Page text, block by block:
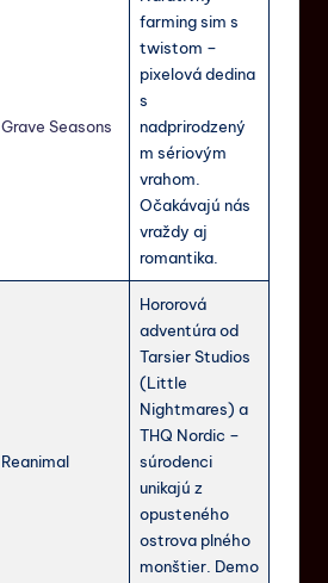
Grave Seasons
farming sim s
twistom –
pixelová dedina
s
nadprirodzený
m sériovým
vrahom.
Očakávajú nás
vraždy aj
romantika.
Reanimal
Hororová
adventúra od
Tarsier Studios
(Little
Nightmares) a
THQ Nordic –
súrodenci
unikajú z
opusteného
ostrova plného
monštier. Demo